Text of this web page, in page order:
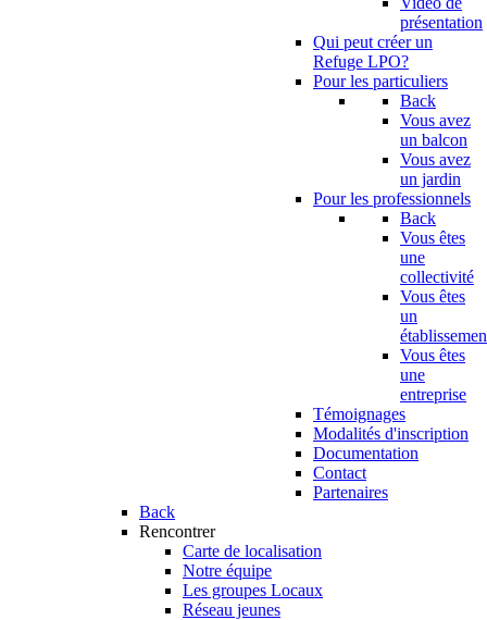
présentation
Qui peut créer un
Refuge LPO?
Pour les particuliers
Back
Vous avez
un balcon
Vous avez
un jardin
Pour les professionnels
Back
Vous êtes
une
collectivité
Vous êtes
un
Vous êtes
une
entreprise
Témoignages
Modalités d'inscription
Documentation
Contact
Partenaires
Back
Rencontrer
Carte de localisation
Notre équipe
Les groupes Locaux
Réseau jeunes